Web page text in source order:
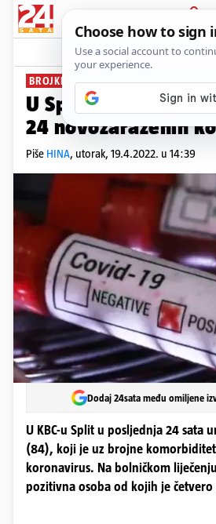
PRIJAVA
News
BROJKE STOŽERA
U Splitsko-
24 novozaraženih
Piše HINA, utorak, 19.4.2022. u 14:39
Dodaj 24sata među omiljene
U KBC-u Split u posljednja 24 sata
(84), koji je uz brojne
koronavirus. Na bolničkom
pozitivna osoba od kojih je